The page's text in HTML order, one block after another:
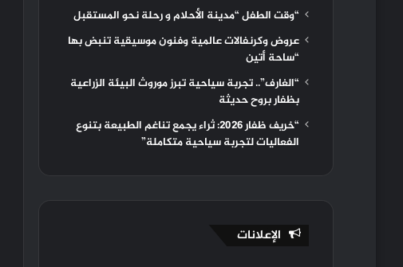
“وقت الطفل “مدينة الأحلام و رحلة نحو المستقبل
عروض وكرنفالات عالمية وفنون موسيقية تنبض بها
“ساحة أتين
“الغارف”.. تجربة سياحية تبرز موروث البيئة الزراعية
بظفار بروح حديثة
“خريف ظفار 2026: ثراء يجمع تناغم الطبيعة بتنوع
الفعاليات لتجربة سياحية متكاملة”
الإعلانات